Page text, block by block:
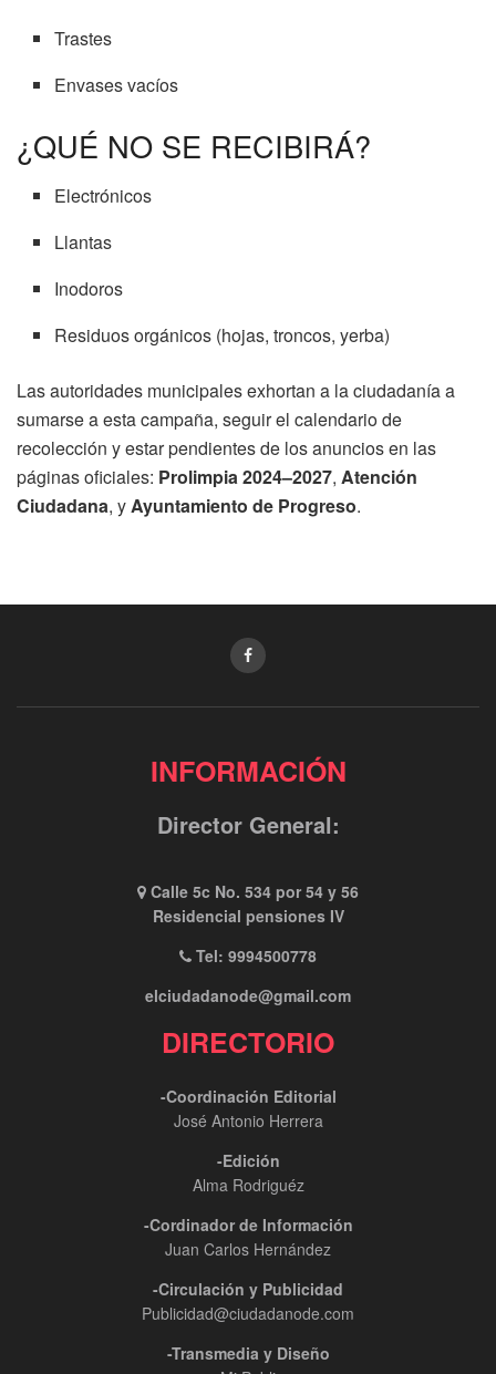
Trastes
Envases vacíos
¿QUÉ NO SE RECIBIRÁ?
Electrónicos
Llantas
Inodoros
Residuos orgánicos (hojas, troncos, yerba)
Las autoridades municipales exhortan a la ciudadanía a
sumarse a esta campaña, seguir el calendario de
recolección y estar pendientes de los anuncios en las
páginas oficiales: Prolimpia 2024–2027, Atención
Ciudadana, yAyuntamiento de Progreso.
INFORMACIÓN
Director General:
Calle 5c No. 534 por 54 y 56
Residencial pensiones IV
Tel: 9994500778
elciudadanode@gmail.com
DIRECTORIO
-Coordinación Editorial
José Antonio Herrera
-Edición
Alma Rodriguéz
-Cordinador de Información
Juan Carlos Hernández
-Circulación y Publicidad
Publicidad@ciudadanode.com
-Transmedia y Diseño